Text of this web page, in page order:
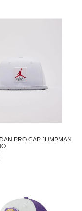
PRO CAP JUMPMAN